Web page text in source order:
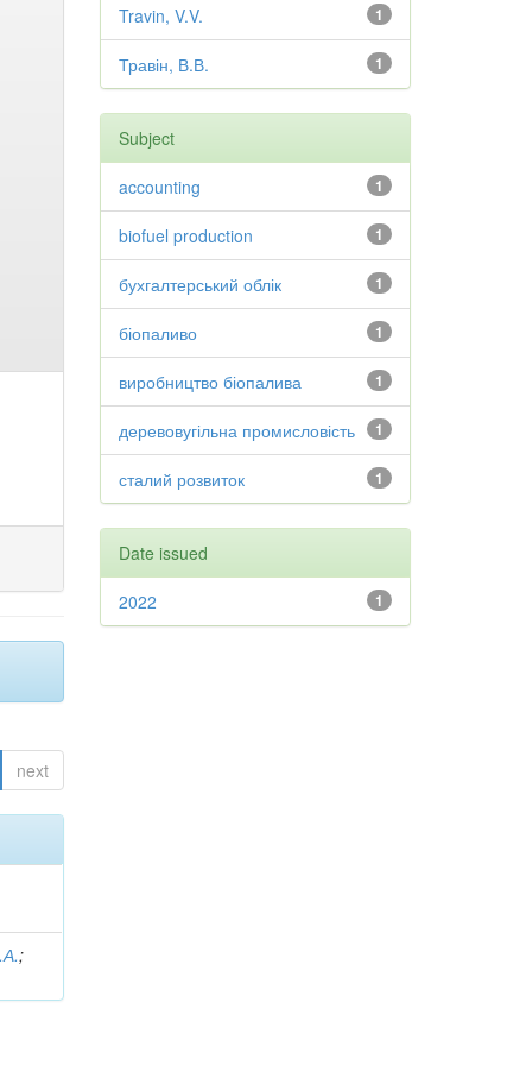
next
;
1
Travin, V.V.
1
Травін, В.В.
Subject
1
accounting
1
biofuel production
1
бухгалтерський облік
1
біопаливо
1
виробництво біопалива
1
деревовугільна промисловість
1
сталий розвиток
Date issued
1
2022